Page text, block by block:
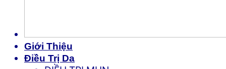
Giới Thiệu
Điều Trị Da